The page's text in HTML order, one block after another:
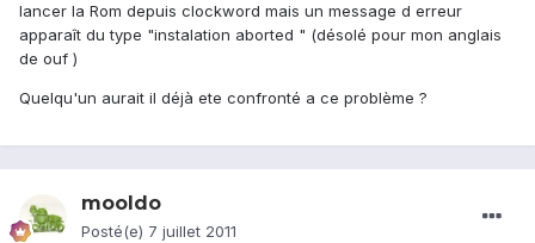
lancer la Rom depuis clockword mais un message d erreur
apparaît du type "instalation aborted " (désolé pour mon anglais
de ouf )
Quelqu'un aurait il déjà ete confronté a ce problème ?
mooldo
Posté(e) 7 juillet 2011